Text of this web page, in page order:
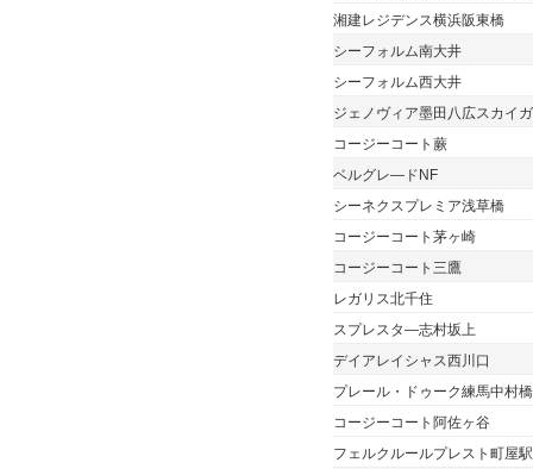
湘建レジデンス横浜阪東橋
シーフォルム南大井
シーフォルム西大井
ジェノヴィア墨田八広スカイ
コージーコート蕨
ベルグレ―ドNF
シーネクスプレミア浅草橋
コージーコート茅ヶ崎
コージーコート三鷹
レガリス北千住
スプレスタ―志村坂上
デイアレイシャス西川口
プレール・ドゥーク練馬中村橋
コージーコート阿佐ヶ谷
フェルクルールプレスト町屋